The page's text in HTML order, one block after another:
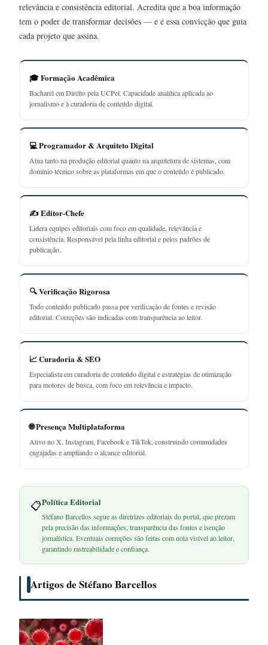
relevância e consistência editorial. Acredita que a boa informação
tem o poder de transformar decisões — e é essa convicção que guia
cada projeto que assina.
🎓 Formação Acadêmica
Bacharel em Direito pela UCPel. Capacidade analítica aplicada ao
jornalismo e à curadoria de conteúdo digital.
💻 Programador & Arquiteto Digital
Atua tanto na produção editorial quanto na arquitetura de sistemas, com
domínio técnico sobre as plataformas em que o conteúdo é publicado.
✍️ Editor-Chefe
Lidera equipes editoriais com foco em qualidade, relevância e
consistência. Responsável pela linha editorial e pelos padrões de
publicação.
🔍 Verificação Rigorosa
Todo conteúdo publicado passa por verificação de fontes e revisão
editorial. Correções são indicadas com transparência ao leitor.
📈 Curadoria & SEO
Especialista em curadoria de conteúdo digital e estratégias de otimização
para motores de busca, com foco em relevância e impacto.
🌐 Presença Multiplataforma
Ativo no X, Instagram, Facebook e TikTok, construindo comunidades
engajadas e ampliando o alcance editorial.
📋Política Editorial
Stéfano Barcellos segue as diretrizes editoriais do portal, que prezam
pela precisão das informações, transparência das fontes e isenção
jornalística. Eventuais correções são feitas com nota visível ao leitor,
garantindo rastreabilidade e confiança.
Artigos de Stéfano Barcellos